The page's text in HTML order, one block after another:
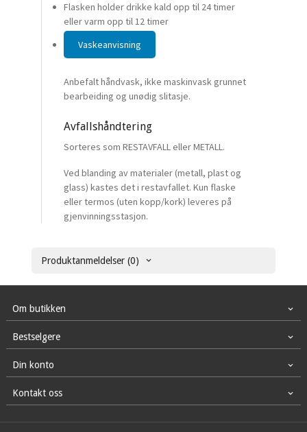
Flasken holder drikke kald opp til 24 timer
eller varm opp til 12 timer
Vaskeanvisning
Anbefalt håndvask, ikke maskinvask grunnet
bearbeiding og unødig slitasje.
Avfallshåndtering
Sorteres som RESTAVFALL eller METALL.
Ved blanding av materialer (metall, plast og
glass) kastes det i restavfallet. Kun flaske
eller termos (uten kopp/kork) leveres på
gjenvinningsstasjon.
Produktanmeldelser (0)
Om butikken
Bestselgere
Din konto
Kontakt oss